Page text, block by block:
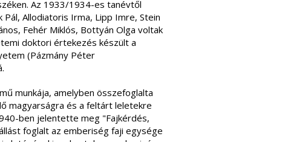
Az 1933/1934-es tanévtől
Allodiatoris Irma, Lipp Imre, Stein
Fehér Miklós, Bottyán Olga voltak
doktori értekezés készült a
(Pázmány Péter
munkája, amelyben összefoglalta
magyarságra és a feltárt leletekre
ben jelentette meg "Fajkérdés,
foglalt az emberiség faji egysége